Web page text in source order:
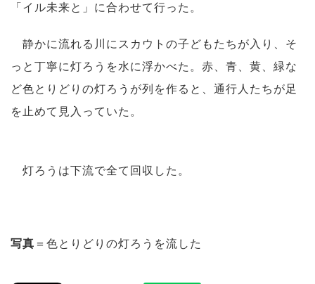
「イル未来と」に合わせて行った。
静かに流れる川にスカウトの子どもたちが入り、そ
っと丁寧に灯ろうを水に浮かべた。赤、青、黄、緑な
ど色とりどりの灯ろうが列を作ると、通行人たちが足
を止めて見入っていた。
灯ろうは下流で全て回収した。
写真 ＝色とりどりの灯ろうを流した